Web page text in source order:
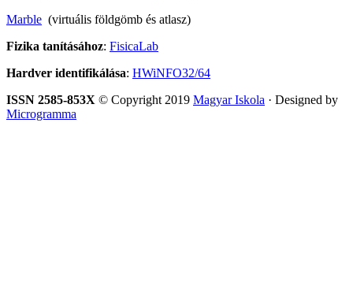
Marble (virtuális földgömb és atlasz)
Fizika tanításához: FisicaLab
Hardver identifikálása: HWiNFO32/64
ISSN 2585-853X © Copyright 2019 Magyar Iskola · Designed by
Microgramma